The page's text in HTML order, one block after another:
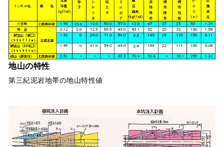
地山の特性
第三紀泥岩地帯の地山特性値